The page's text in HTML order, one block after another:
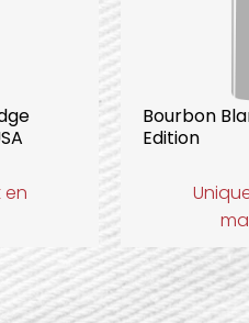
en
Bourbon
Edition